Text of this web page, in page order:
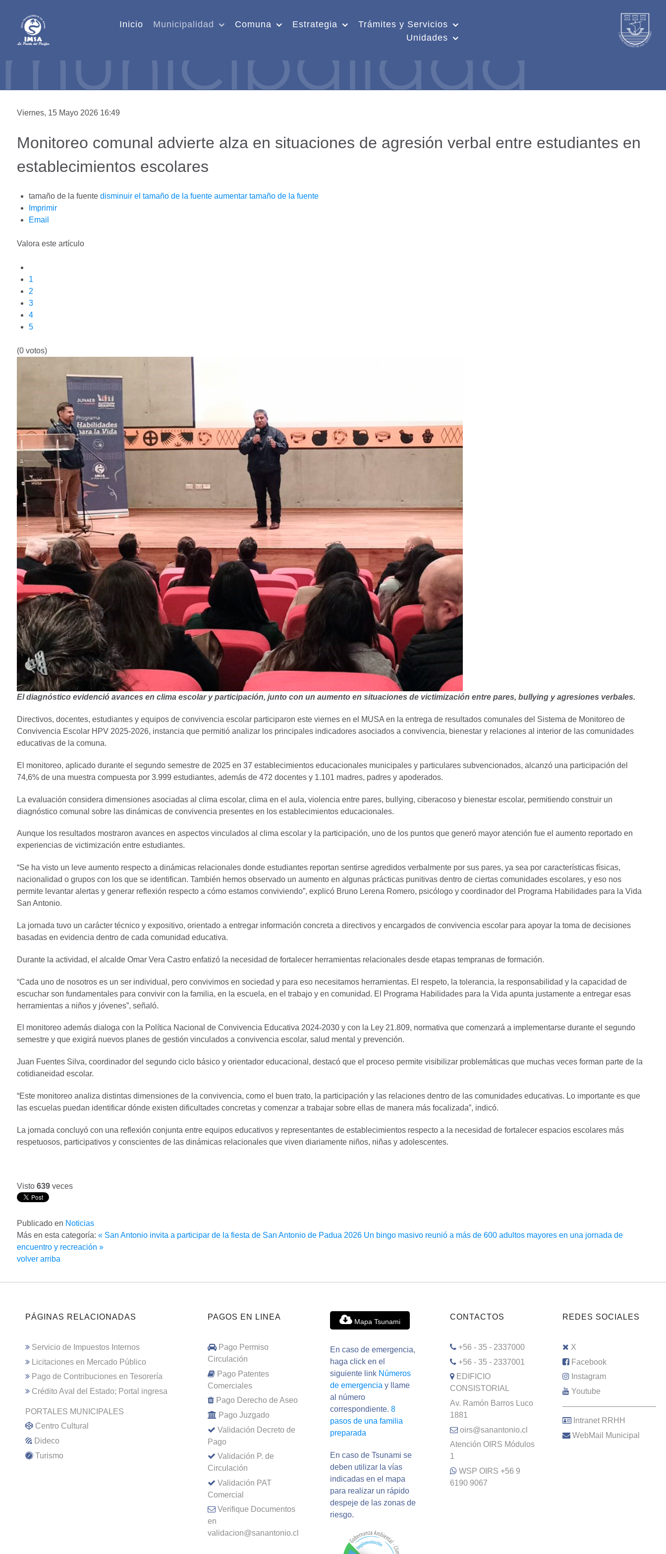
Inicio Municipalidad Comuna Estrategia
Trámites y Servicios
Unidades
Viernes, 15 Mayo 2026 16:49
Monitoreo comunal advierte alza en situaciones de agresión verbal entre estudiantes en
establecimientos escolares
tamaño de la fuente disminuir el tamaño de la fuente aumentar tamaño de la fuente
Imprimir
Email
Valora este artículo
1
2
3
4
5
(0 votos)
El diagnóstico evidenció avances en clima escolar y participación, junto con un aumento en situaciones de victimización entre pares, bullying y agresiones verbales.
Directivos, docentes, estudiantes y equipos de convivencia escolar participaron este viernes en el MUSA en la entrega de resultados comunales del Sistema de Monitoreo de
Convivencia Escolar HPV 2025-2026, instancia que permitió analizar los principales indicadores asociados a convivencia, bienestar y relaciones al interior de las comunidades
educativas de la comuna.
El monitoreo, aplicado durante el segundo semestre de 2025 en 37 establecimientos educacionales municipales y particulares subvencionados, alcanzó una participación del
74,6% de una muestra compuesta por 3.999 estudiantes, además de 472 docentes y 1.101 madres, padres y apoderados.
La evaluación considera dimensiones asociadas al clima escolar, clima en el aula, violencia entre pares, bullying, ciberacoso y bienestar escolar, permitiendo construir un
diagnóstico comunal sobre las dinámicas de convivencia presentes en los establecimientos educacionales.
Aunque los resultados mostraron avances en aspectos vinculados al clima escolar y la participación, uno de los puntos que generó mayor atención fue el aumento reportado en
experiencias de victimización entre estudiantes.
“Se ha visto un leve aumento respecto a dinámicas relacionales donde estudiantes reportan sentirse agredidos verbalmente por sus pares, ya sea por características físicas,
nacionalidad o grupos con los que se identifican. También hemos observado un aumento en algunas prácticas punitivas dentro de ciertas comunidades escolares, y eso nos
permite levantar alertas y generar reflexión respecto a cómo estamos conviviendo”, explicó Bruno Lerena Romero, psicólogo y coordinador del Programa Habilidades para la Vida
San Antonio.
La jornada tuvo un carácter técnico y expositivo, orientado a entregar información concreta a directivos y encargados de convivencia escolar para apoyar la toma de decisiones
basadas en evidencia dentro de cada comunidad educativa.
Durante la actividad, el alcalde Omar Vera Castro enfatizó la necesidad de fortalecer herramientas relacionales desde etapas tempranas de formación.
“Cada uno de nosotros es un ser individual, pero convivimos en sociedad y para eso necesitamos herramientas. El respeto, la tolerancia, la responsabilidad y la capacidad de
escuchar son fundamentales para convivir con la familia, en la escuela, en el trabajo y en comunidad. El Programa Habilidades para la Vida apunta justamente a entregar esas
herramientas a niños y jóvenes”, señaló.
El monitoreo además dialoga con la Política Nacional de Convivencia Educativa 2024-2030 y con la Ley 21.809, normativa que comenzará a implementarse durante el segundo
semestre y que exigirá nuevos planes de gestión vinculados a convivencia escolar, salud mental y prevención.
Juan Fuentes Silva, coordinador del segundo ciclo básico y orientador educacional, destacó que el proceso permite visibilizar problemáticas que muchas veces forman parte de la
cotidianeidad escolar.
“Este monitoreo analiza distintas dimensiones de la convivencia, como el buen trato, la participación y las relaciones dentro de las comunidades educativas. Lo importante es que
las escuelas puedan identificar dónde existen dificultades concretas y comenzar a trabajar sobre ellas de manera más focalizada”, indicó.
La jornada concluyó con una reflexión conjunta entre equipos educativos y representantes de establecimientos respecto a la necesidad de fortalecer espacios escolares más
respetuosos, participativos y conscientes de las dinámicas relacionales que viven diariamente niños, niñas y adolescentes.
Visto 639 veces
Publicado en Noticias
Más en esta categoría: « San Antonio invita a participar de la fiesta de San Antonio de Padua 2026 Un bingo masivo reunió a más de 600 adultos mayores en una jornada de
encuentro y recreación »
volver arriba
PÁGINAS RELACIONADAS
Servicio de Impuestos Internos
Licitaciones en Mercado Público
Pago de Contribuciones en Tesorería
Crédito Aval del Estado; Portal ingresa
PORTALES MUNICIPALES
Centro Cultural
Dideco
Turismo
PAGOS EN LINEA
Pago Permiso
Circulación
Pago Patentes
Comerciales
Pago Derecho de Aseo
Pago Juzgado
Validación Decreto de
Pago
Validación P. de
Circulación
Validación PAT
Comercial
Verifique Documentos
en
validacion@sanantonio.cl
Mapa Tsunami
En caso de emergencia,
haga click en el
siguiente link Números
de emergencia y llame
al número
correspondiente. 8
pasos de una familia
preparada
En caso de Tsunami se
deben utilizar la vías
indicadas en el mapa
para realizar un rápido
despeje de las zonas de
riesgo.
CONTACTOS
+56 - 35 - 2337000
+56 - 35 - 2337001
EDIFICIO
CONSISTORIAL
Av. Ramón Barros Luco
1881
oirs@sanantonio.cl
Atención OIRS Módulos
1
WSP OIRS +56 9
6190 9067
REDES SOCIALES
X
Facebook
Instagram
Youtube
–––––––––––––––––––––
Intranet RRHH
WebMail Municipal